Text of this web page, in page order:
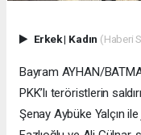
Erkek| Kadın (Haberi
Bayram AYHAN/
PKK’lı teröristlerin
Şenay Aybüke Yalçın